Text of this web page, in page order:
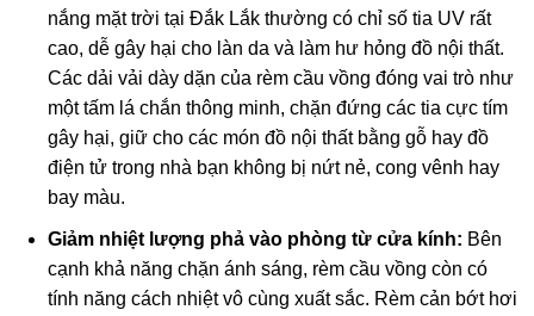
nắng mặt trời tại Đắk Lắk thường có chỉ số tia UV rất
cao, dễ gây hại cho làn da và làm hư hỏng đồ nội thất.
Các dải vải dày dặn của rèm cầu vồng đóng vai trò như
một tấm lá chắn thông minh, chặn đứng các tia cực tím
gây hại, giữ cho các món đồ nội thất bằng gỗ hay đồ
điện tử trong nhà bạn không bị nứt nẻ, cong vênh hay
bay màu.
Giảm nhiệt lượng phả vào phòng từ cửa kính: Bên
cạnh khả năng chặn ánh sáng, rèm cầu vồng còn có
tính năng cách nhiệt vô cùng xuất sắc. Rèm cản bớt hơi